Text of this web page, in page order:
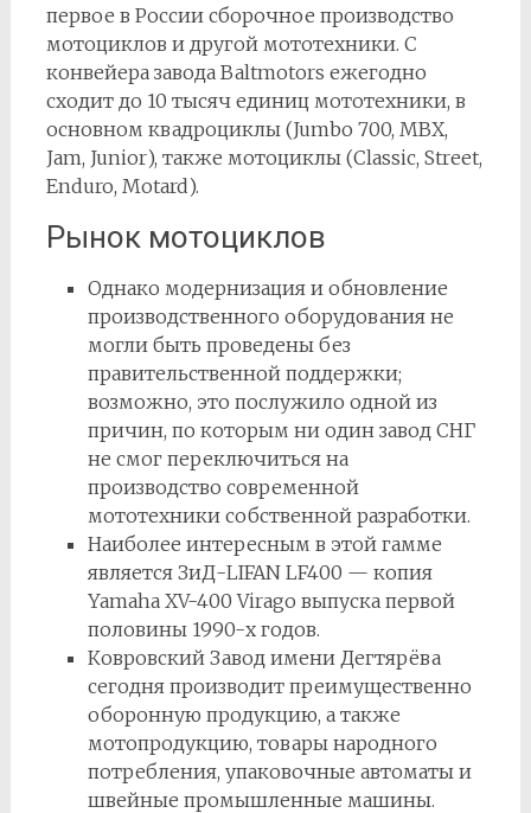
первое в России сборочное производство
мотоциклов и другой мототехники. С
конвейера завода Baltmotors ежегодно
сходит до 10 тысяч единиц мототехники, в
основном квадроциклы (Jumbo 700, MBX,
Jam, Junior), также мотоциклы (Classic, Street,
Enduro, Motard).
Рынок мотоциклов
Однако модернизация и обновление
производственного оборудования не
могли быть проведены без
правительственной поддержки;
возможно, это послужило одной из
причин, по которым ни один завод СНГ
не смог переключиться на
производство современной
мототехники собственной разработки.
Наиболее интересным в этой гамме
является ЗиД-LIFAN LF400 — копия
Yamaha XV-400 Virago выпуска первой
половины 1990-х годов.
Ковровский Завод имени Дегтярёва
сегодня производит преимущественно
оборонную продукцию, а также
мотопродукцию, товары народного
потребления, упаковочные автоматы и
швейные промышленные машины.